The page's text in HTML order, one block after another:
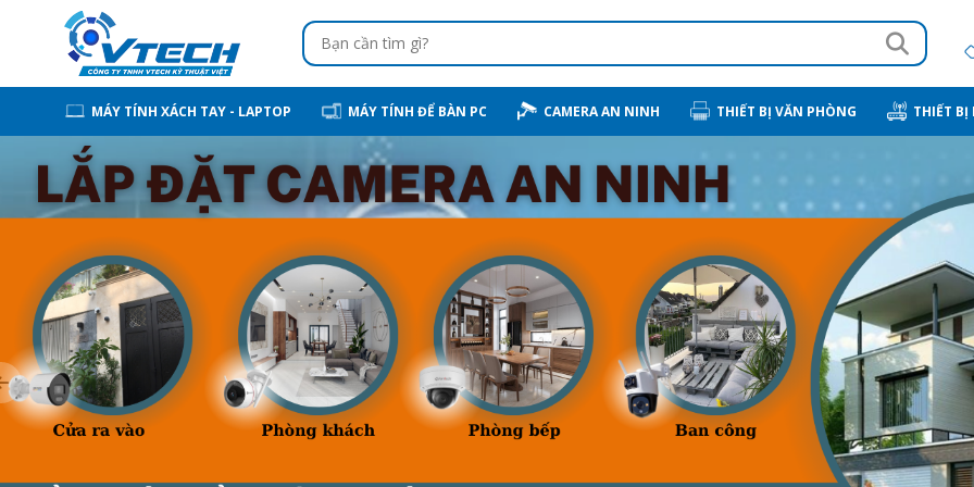
MÁY TÍNH XÁCH TAY - LAPTOP MÁY TÍNH ĐỂ BÀN PC CAMERA AN NINH THIẾT BỊ VĂN PHÒNG THIẾT BỊ